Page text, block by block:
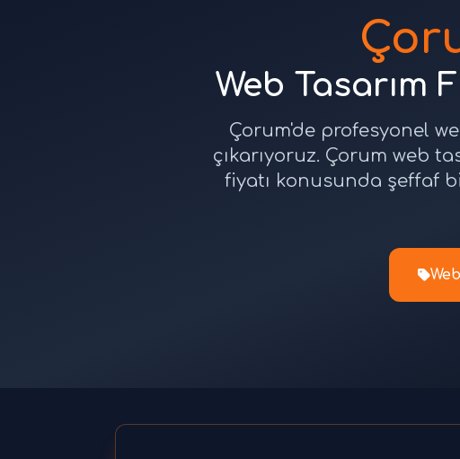
Web Tasarım
Çorum'de profesyonel
çıkarıyoruz. Çorum web
fiyatı konusunda şeffaf